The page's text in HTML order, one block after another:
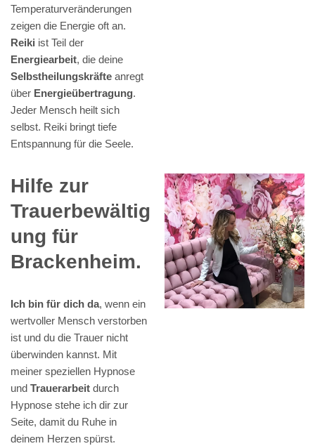
Temperaturveränderungen
zeigen die Energie oft an.
Reiki ist Teil der
Energiearbeit, die deine
Selbstheilungskräfte anregt
über Energieübertragung.
Jeder Mensch heilt sich
selbst. Reiki bringt tiefe
Entspannung für die Seele.
Hilfe zur
Trauerbewältig
ung für
Brackenheim.
Ich bin für dich da, wenn ein
wertvoller Mensch verstorben
ist und du die Trauer nicht
überwinden kannst. Mit
meiner speziellen Hypnose
und Trauerarbeit durch
Hypnose stehe ich dir zur
Seite, damit du Ruhe in
deinem Herzen spürst.